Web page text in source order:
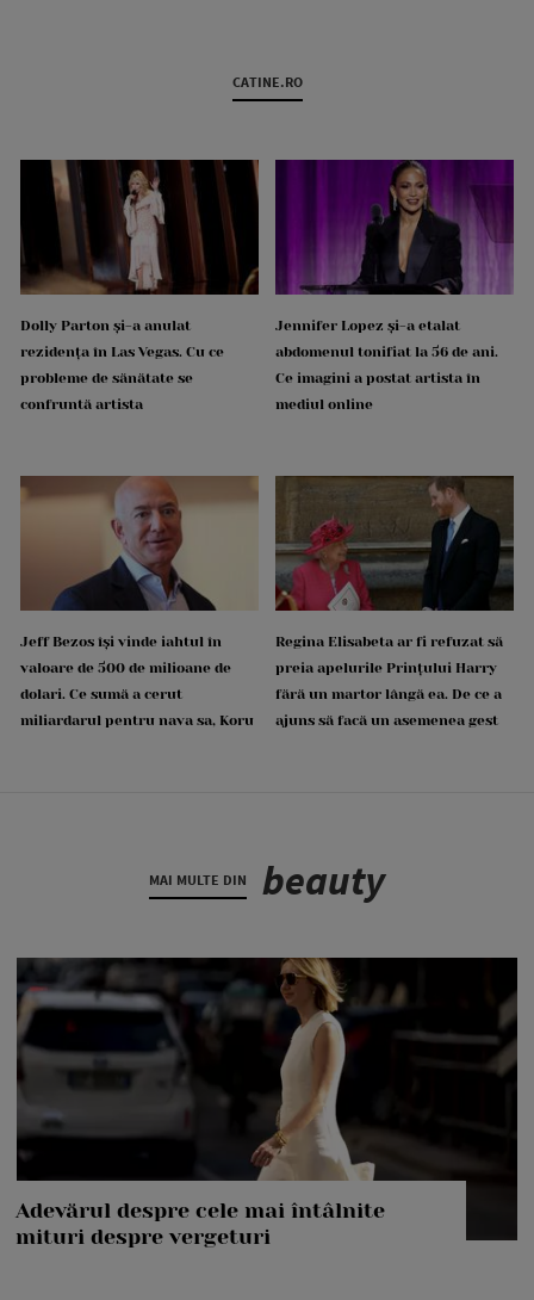
CATINE.RO
Dolly Parton și-a anulat
rezidența în Las Vegas. Cu ce
probleme de sănătate se
confruntă artista
Jennifer Lopez și-a etalat
abdomenul tonifiat la 56 de ani.
Ce imagini a postat artista în
mediul online
Jeff Bezos își vinde iahtul în
valoare de 500 de milioane de
dolari. Ce sumă a cerut
miliardarul pentru nava sa, Koru
Regina Elisabeta ar fi refuzat să
preia apelurile Prințului Harry
fără un martor lângă ea. De ce a
ajuns să facă un asemenea gest
MAI MULTE DIN beauty
Adevărul despre cele mai întâlnite
mituri despre vergeturi